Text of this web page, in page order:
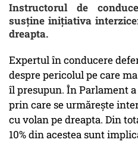
Instructorul de
susține inițiativa
dreapta.
Expertul în conducere
despre pericolul pe care
îl presupun. În Parlament
prin care se urmărește
cu volan pe dreapta. Din
10% din acestea sunt